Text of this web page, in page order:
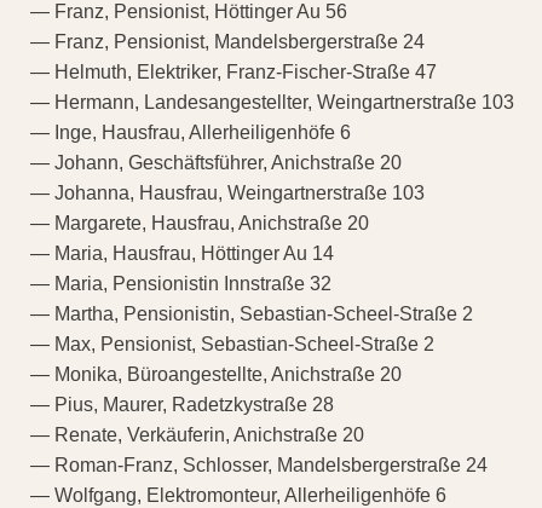
— Franz, Pensionist, Höttinger Au 56
— Franz, Pensionist, Mandelsbergerstraße 24
— Helmuth, Elektriker, Franz-Fischer-Straße 47
— Hermann, Landesangestellter, Weingartnerstraße 103
— Inge, Hausfrau, Allerheiligenhöfe 6
— Johann, Geschäftsführer, Anichstraße 20
— Johanna, Hausfrau, Weingartnerstraße 103
— Margarete, Hausfrau, Anichstraße 20
— Maria, Hausfrau, Höttinger Au 14
— Maria, Pensionistin Innstraße 32
— Martha, Pensionistin, Sebastian-Scheel-Straße 2
— Max, Pensionist, Sebastian-Scheel-Straße 2
— Monika, Büroangestellte, Anichstraße 20
— Pius, Maurer, Radetzkystraße 28
— Renate, Verkäuferin, Anichstraße 20
— Roman-Franz, Schlosser, Mandelsbergerstraße 24
— Wolfgang, Elektromonteur, Allerheiligenhöfe 6